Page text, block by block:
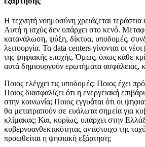
Η τεχνητή νοημοσύνη χρειάζεται τεράστια
Αυτή η ισχύς δεν υπάρχει στο κενό.
κατανάλωση, ψύξη, δίκτυα, υποδομές,
λειτουργία. Τα data centers γίνονται οι
της ψηφιακής εποχής. Όμως, όπως κάθε
αυτά δημιουργούν ερωτήματα ασφάλειας,
Ποιος ελέγχει τις υποδομές; Ποιος έχει
Ποιος διασφαλίζει ότι η ενεργειακή
στην κοινωνία; Ποιος εγγυάται ότι οι
θα μετατραπούν σε ευάλωτα σημεία για
κλίμακας; Και, κυρίως, υπάρχει στην
κυβερνοανθεκτικότητας αντίστοιχο της
προωθείται η ψηφιακή εξάρτηση;